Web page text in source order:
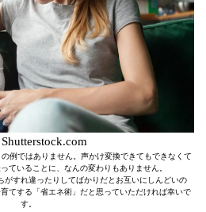
Shutterstock.com
例ではありません。声かけ変換できてもできなくて
ていることに、なんの変わりもありません。
がすれ違ったりしてばかりだとお互いにしんどいの
てする「省エネ術」だと思っていただければ幸いで
す。